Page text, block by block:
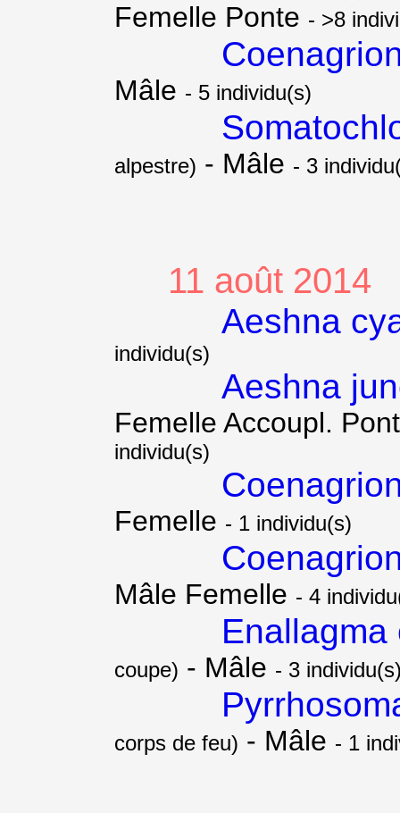
Femelle Ponte - >8
Mâle - 5 individu(s)
alpestre) - Mâle - 3
11 août 2014
Aeshna
individu(s)
Aeshna
Femelle Accoupl.
individu(s)
Femelle - 1 individu(s)
Mâle Femelle - 4
coupe) - Mâle - 3
corps de feu) - Mâle - 1